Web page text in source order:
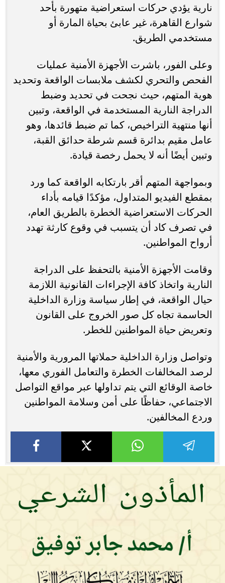
نارية يؤدي حركات استعراضية متهورة بأحد
شوارع القاهرة، غير عابئ بحياة المارة أو
مستخدمي الطريق.
وعلى الفور، باشرت الأجهزة الأمنية عمليات
الفحص والتحري لكشف ملابسات الواقعة وتحديد
هوية المتهم، حيث نجحت في تحديد وضبط
الدراجة النارية المستخدمة في الواقعة، وتبين
أنها منتهية التراخيص، كما تم ضبط قائدها، وهو
عامل مقيم بدائرة قسم شرطة حدائق القبة،
وتبين أيضًا أنه لا يحمل رخصة قيادة.
وبمواجهة المتهم أقر بارتكابه الواقعة كما ورد
بمقطع الفيديو المتداول، مؤكدًا قيامه بأداء
الحركات الاستعراضية الخطرة بالطريق العام،
في تصرف كاد أن يتسبب في وقوع كارثة تهدد
أرواح المواطنين.
وقامت الأجهزة الأمنية بالتحفظ على الدراجة
النارية واتخاذ كافة الإجراءات القانونية اللازمة
حيال الواقعة، في إطار سياسة وزارة الداخلية
الحاسمة تجاه كل صور الخروج على القانون
وتعريض حياة المواطنين للخطر.
وتواصل وزارة الداخلية حملاتها المرورية والأمنية
لرصد المخالفات الخطرة والتعامل الفوري معها،
خاصة الوقائع التي يتم تداولها عبر مواقع التواصل
الاجتماعي، حفاظًا على أمن وسلامة المواطنين
وردع المخالفين.